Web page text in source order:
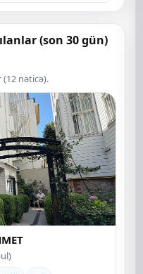
(son 30 gün)
nəticə).